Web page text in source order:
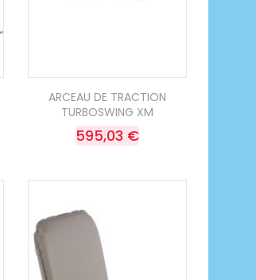
ARCEAU DE TRACTION
TURBOSWING XM
595,03 €